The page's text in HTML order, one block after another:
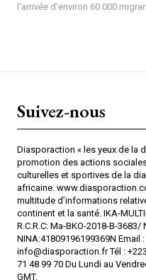
l'arrivée d'environ 60 000
Suivez-nous
Diasporaction « les yeux de la
promotion des actions
culturelles et sportives de la
africaine.
multitude d’informations
continent et la santé. IKA-
R.C.R.C: Ma-BKO-2018-B-3683/
NINA:41809196199369N Email :
info@diasporaction.fr Tél :
71 48 99 70 Du Lundi au
GMT.